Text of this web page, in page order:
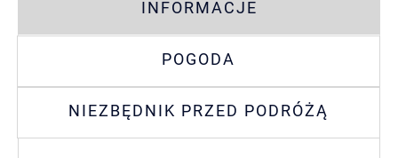
INFORMACJE
POGODA
NIEZBĘDNIK PRZED PODRÓŻĄ